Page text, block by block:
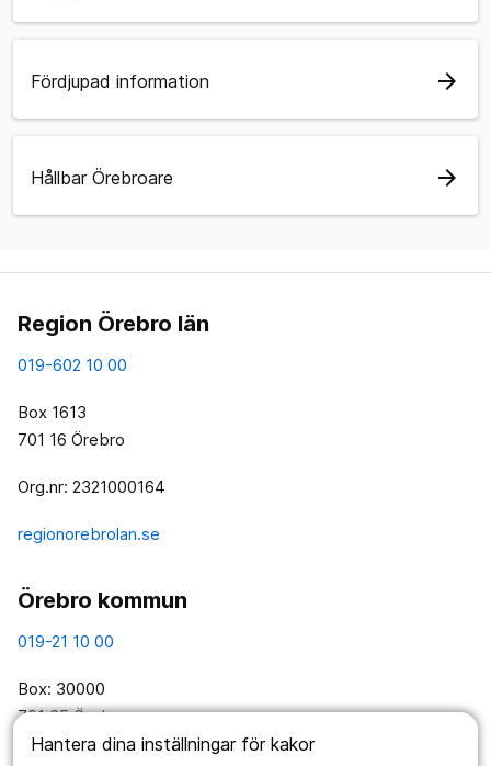
Hantera dina inställningar för kakor
Fördjupad information arrow_forward
Hållbar Örebroare arrow_forward
Region Örebro län
019-602 10 00
Box 1613
701 16 Örebro
Org.nr: 2321000164
regionorebrolan.se
Örebro kommun
019-21 10 00
Box: 30000
701 35 Örebro